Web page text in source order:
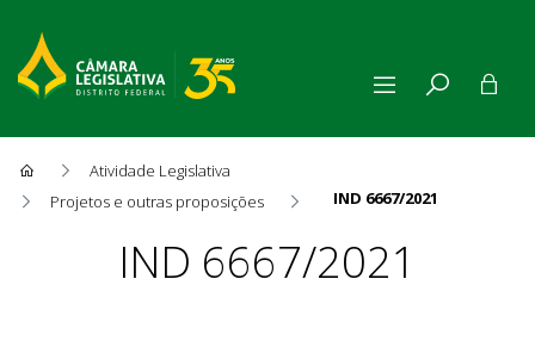
Atividade Legislativa
Projetos e outras proposições
IND 6667/2021
ProposiçãoIND 6667/2021